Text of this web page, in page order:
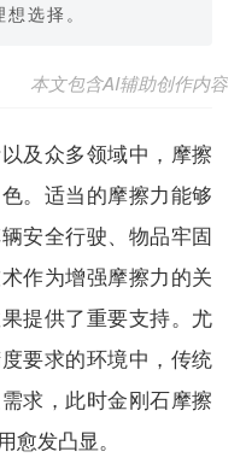
选择。
本文包含AI辅助创作内容
及众多领域中，摩擦
。适当的摩擦力能够
安全行驶、物品牢固
作为增强摩擦力的关
提供了重要支持。尤
要求的环境中，传统
求，此时金刚石摩擦
愈发凸显。